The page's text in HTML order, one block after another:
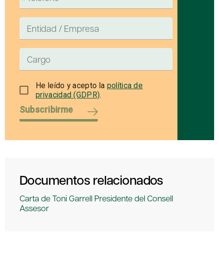
He leído y acepto la política de
privacidad (GDPR).
Subscribirme
Documentos relacionados
Carta de Toni Garrell Presidente del Consell
Assesor